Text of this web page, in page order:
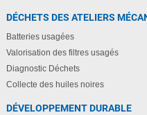
DÉCHETS DES ATELIERS
Batteries usagées
Valorisation des filtres usagés
Diagnostic Déchets
Collecte des huiles noires
DÉVELOPPEMENT DURABLE